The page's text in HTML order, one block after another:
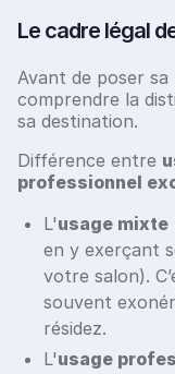
Le cadre légal
Avant de poser
comprendre la
sa destination.
Différence entre
professionnel
L'usage mixte
en y exerçant
votre salon).
souvent
résidez.
L'usage